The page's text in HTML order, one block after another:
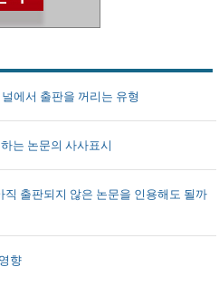
에서 출판을 꺼리는 유형
는 논문의 사사표시
출판되지 않은 논문을 인용해도 될까
향